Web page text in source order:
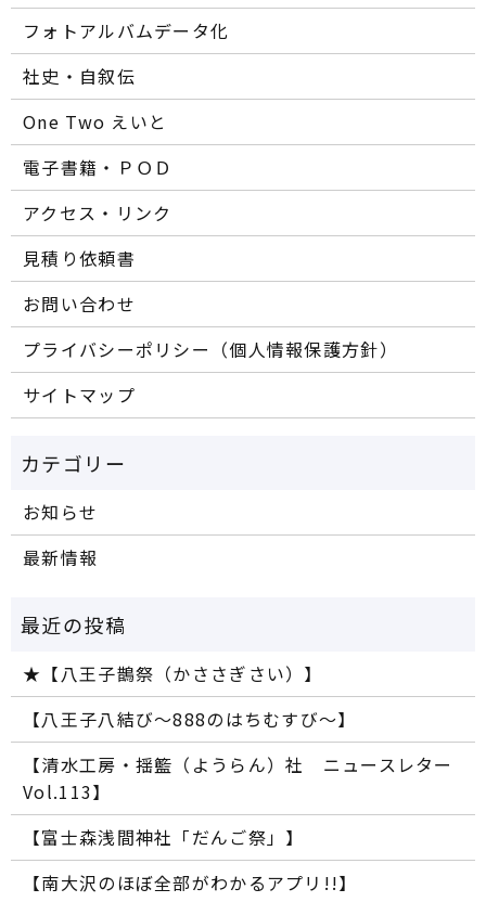
フォトアルバムデータ化
社史・自叙伝
One Two えいと
電子書籍・ＰＯＤ
アクセス・リンク
見積り依頼書
お問い合わせ
プライバシーポリシー（個人情報保護方針）
サイトマップ
お知らせ
最新情報
★【八王子鵲祭（かささぎさい）】
【八王子八結び～888のはちむすび～】
【清水工房・揺籃（ようらん）社 ニュースレター
Vol.113】
【富士森浅間神社「だんご祭」】
【南大沢のほぼ全部がわかるアプリ!!】